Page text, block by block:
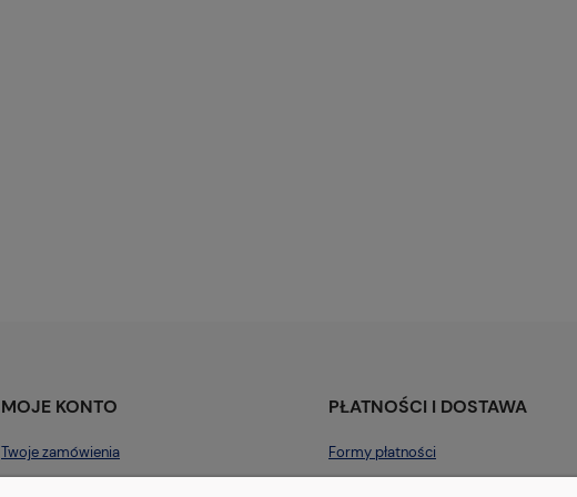
MOJE KONTO
Twoje zamówienia
PŁATNOŚCI I DOSTAWA
Formy płatności